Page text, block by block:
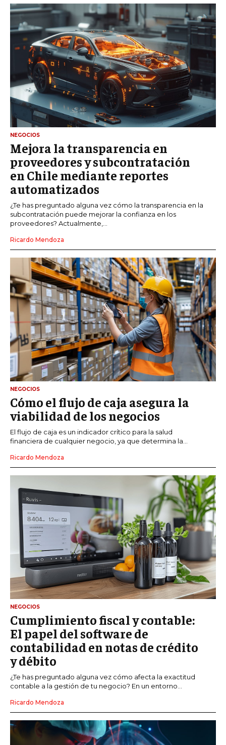
NEGOCIOS
Mejora la transparencia en
proveedores y subcontratación
en Chile mediante reportes
automatizados
¿Te has preguntado alguna vez cómo la transparencia en la
subcontratación puede mejorar la confianza en los
proveedores? Actualmente,...
Ricardo Mendoza
NEGOCIOS
Cómo el flujo de caja asegura la
viabilidad de los negocios
El flujo de caja es un indicador crítico para la salud
financiera de cualquier negocio, ya que determina la...
Ricardo Mendoza
NEGOCIOS
Cumplimiento fiscal y contable:
El papel del software de
contabilidad en notas de crédito
y débito
¿Te has preguntado alguna vez cómo afecta la exactitud
contable a la gestión de tu negocio? En un entorno...
Ricardo Mendoza